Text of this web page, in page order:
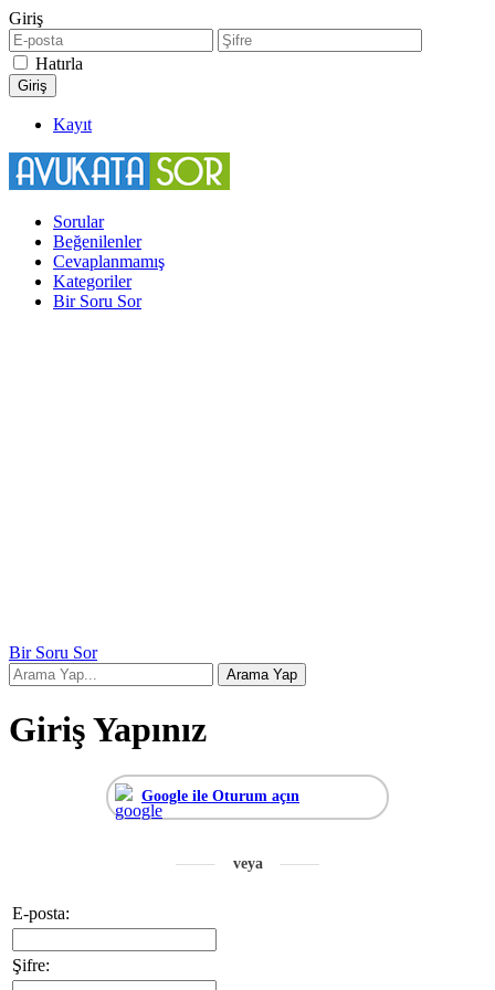
Giriş
Hatırla
Kayıt
Sorular
Beğenilenler
Cevaplanmamış
Kategoriler
Bir Soru Sor
Bir Soru Sor
Giriş Yapınız
Google ile Oturum açın
E-posta:
Şifre: